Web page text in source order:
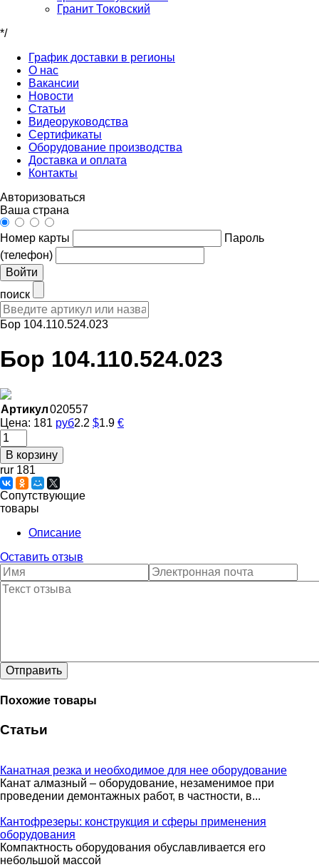
Гранит Токовский
*/
График доставки в регионы
О нас
Вакансии
Новости
Статьи
Видеоруководства
Сертификаты
Оборудование производства
Доставка и оплата
Контакты
Авторизоваться
Ваша страна
Номер карты
Пароль
(телефон)
Войти
поиск
Бор 104.110.524.023
Бор 104.110.524.023
Артикул020557
Цена: 181 руб2.2 $1.9 €
rur 181
Сопутствующие
товары
Описание
Оставить отзыв
Отправить
Похожие товары
Статьи
Канатная резка и необходимое для нее оборудование
Канат алмазный – оборудование, незаменимое при
проведении демонтажных работ, в частности, в...
Кантофрезеры: конструкция и сферы применения
оборудования
Компактность оборудования обуславливается его
небольшой массой